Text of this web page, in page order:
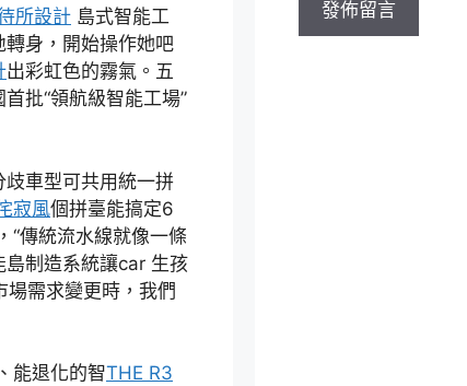
所設計 島式智能工
轉身，開始操作她吧
出彩虹色的霧氣。五
批“領航級智能工場”
車型可共用統一拼
寂風個拼臺能搞定6
，“傳統流水線就像一條
島制造系統讓car 生孩
需求變更時，我們
能退化的智THE R3